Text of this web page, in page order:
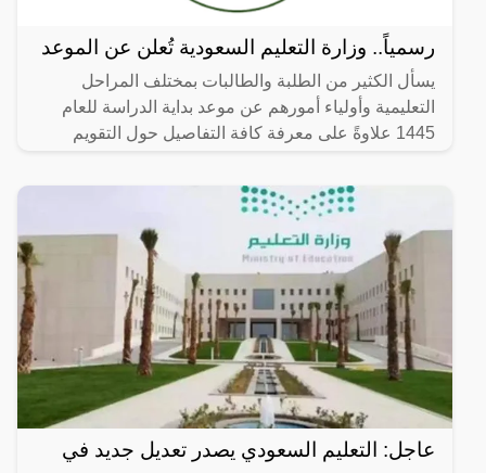
رسمياً.. وزارة التعليم السعودية تُعلن عن الموعد
يسأل الكثير من الطلبة والطالبات بمختلف المراحل
التعليمية وأولياء أمورهم عن موعد بداية الدراسة للعام
1445 علاوةً على معرفة كافة التفاصيل حول التقويم
عاجل: التعليم السعودي يصدر تعديل جديد في